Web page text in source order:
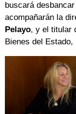
buscará
acompañarán la
Pelayo, y el titular
Bienes del Estado,